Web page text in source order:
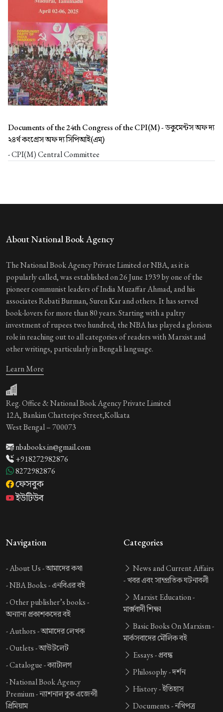
Documents of the 24th Congress of the CPI(M) -ডকুমেন্টস অফ দ্য
২৪র্থ কংগ্রেস অফ দ্য সিপিআই(এম্)
- CPI(M) Central Committee
About National Book Agency
The National Book Agency Private Limited or NBA, as it is
popularly called, was established on 26 June 1939 by one of the
pioneer communist leaders of India Muzaffar Ahmad, and his
associates Rebati Burman, Suren Kar and others. It has served
book-lovers for more than 80 years. Starting with a paltry
investment of rupees two hundred, the NBA has played a glorious
role in reaching out to all categories of readers with Marxist and
other writings, particularly in Bengali language.
Learn More
Reg. Office & National Book Agency Private Limited
12A, Bankim Chatterjee Street,Kolkata
West Bengal – 700073
nbabooks.in@gmail.com
+918272982876
8272982876
ফেসবুক
ইউটিউব
Navigation
-About Us -আমাদের কথা
-NBA Books -এনবিএর বই
-Other publisher’s books -
অন্যান্য প্রকাশকদের বই
-Authors -আমাদের লেখক
-Outlets -আউটলেট
-Catalogue -ক্যাটালগ
-National Book Agency
Premium -ন্যাশনাল বুক এজেন্সী
প্রিমিয়াম
Categories
News and Current Affairs
-খবর এবং সাম্প্রতিক ঘটনাবলী
Marxist Education -
মার্ক্সবাদী শিক্ষা
Basic Books On Marxism -
মার্কসবাদের মৌলিক বই
Essays -প্রবন্ধ
Philosophy -দর্শন
History -ইতিহাস
Documents -নথিপত্র